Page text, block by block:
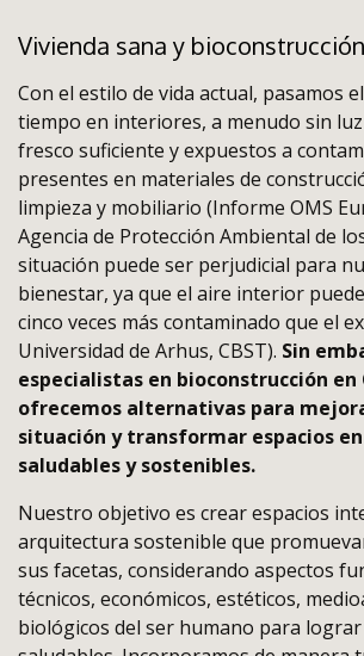
Vivienda sana y
Con el estilo de vida actual, pasamos
tiempo en interiores, a menudo sin
fresco suficiente y expuestos a
presentes en materiales de
limpieza y mobiliario (Informe OMS
Agencia de Protección Ambiental de
situación puede ser perjudicial para
bienestar, ya que el aire interior
cinco veces más contaminado que el
Universidad de Arhus, CBST). Sin
especialistas en bioconstrucción en
ofrecemos alternativas para
situación y transformar espacios
saludables y sostenibles.
Nuestro objetivo es crear espacios
arquitectura sostenible que
sus facetas, considerando aspectos
técnicos, económicos, estéticos,
biológicos del ser humano para